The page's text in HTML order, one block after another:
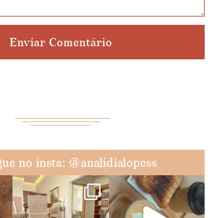
no insta: @analidialopess